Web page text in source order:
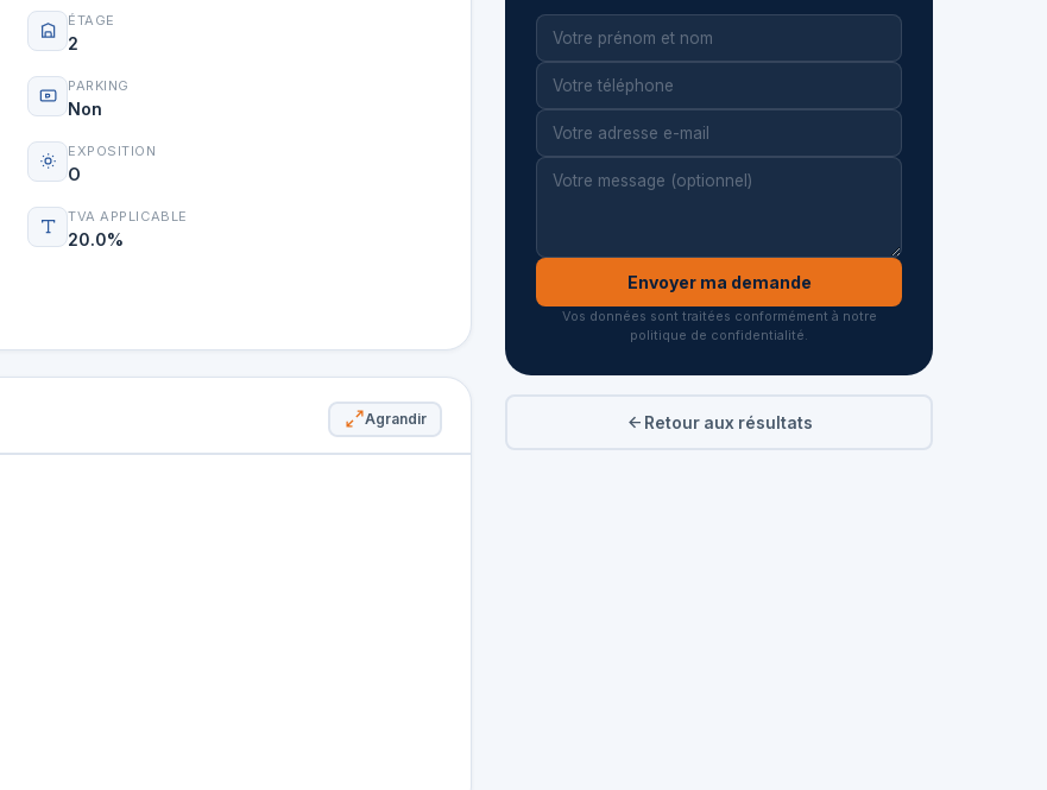
ÉTAGE
2
PARKING
Non
EXPOSITION
O
TVA APPLICABLE
20.0%
Agrandir
Envoyer ma demande
Vos données sont traitées conformément à notre
politique de confidentialité.
Retour aux résultats